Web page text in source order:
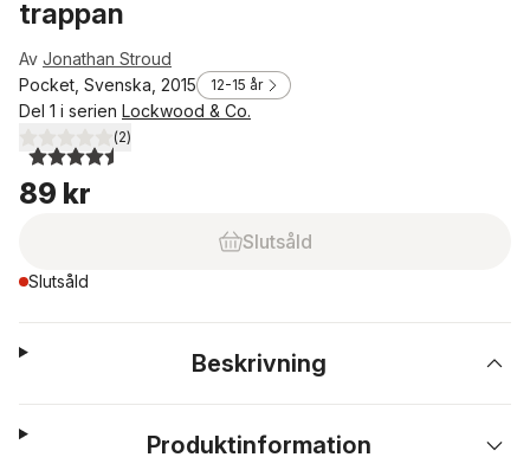
trappan
Av Jonathan Stroud
Pocket, Svenska, 2015
12-15 år
Del 1 i serien Lockwood & Co.
4,5utav 5 stjärnor. Totalt antal röster:
(2)
89 kr
Slutsåld
Slutsåld
Beskrivning
Produktinformation